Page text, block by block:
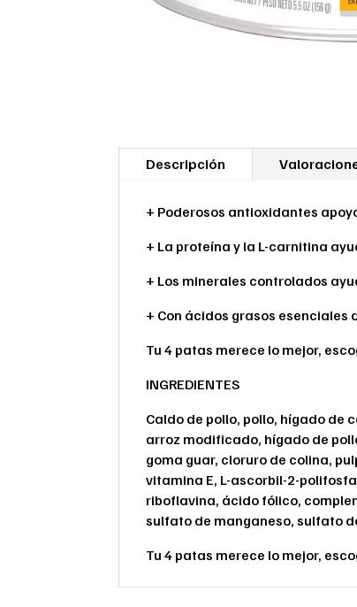
Descripción
+ Poderosos antioxidantes
+ La proteína y la L-carnitina
+ Los minerales controlados
+ Con ácidos grasos
Tu 4 patas merece lo mejor,
INGREDIENTES
Caldo de pollo, pollo, hígado de
arroz modificado, hígado de
goma guar, cloruro de colina,
vitamina E, L-ascorbil-2-
riboflavina, ácido fólico,
sulfato de manganeso, sulfato
Tu 4 patas merece lo mejor,